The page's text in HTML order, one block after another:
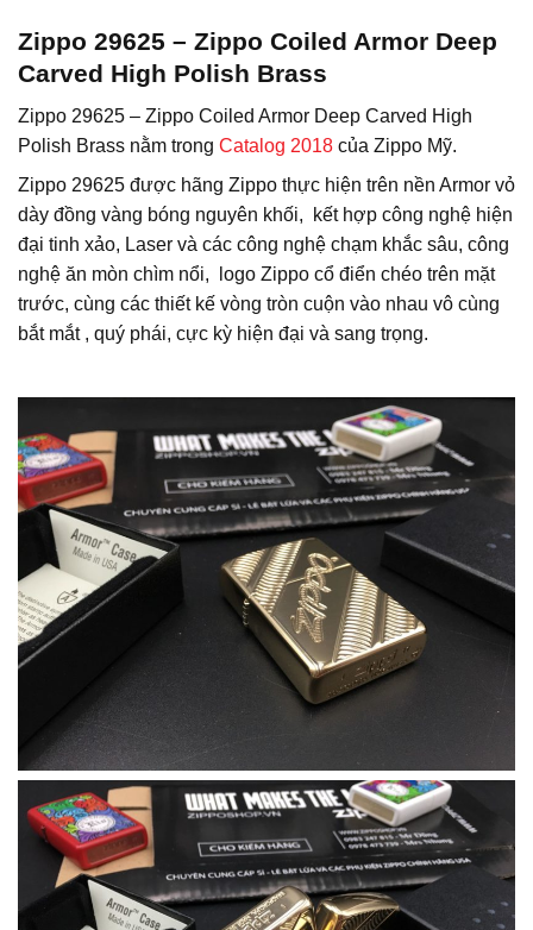
Zippo 29625 – Zippo Coiled Armor Deep
Carved High Polish Brass
Zippo 29625 – Zippo Coiled Armor Deep Carved High
Polish Brass nằm trong Catalog 2018 của Zippo Mỹ.
Zippo 29625 được hãng Zippo thực hiện trên nền Armor vỏ
dày đồng vàng bóng nguyên khối, kết hợp công nghệ hiện
đại tinh xảo, Laser và các công nghệ chạm khắc sâu, công
nghệ ăn mòn chìm nổi, logo Zippo cổ điển chéo trên mặt
trước, cùng các thiết kế vòng tròn cuộn vào nhau vô cùng
bắt mắt , quý phái, cực kỳ hiện đại và sang trọng.